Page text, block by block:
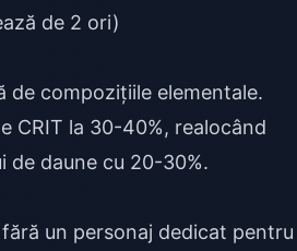
de 2 ori)
de compozițiile elementale.
CRIT la 30-40%, realocând
de daune cu 20-30%.
un personaj dedicat pentru